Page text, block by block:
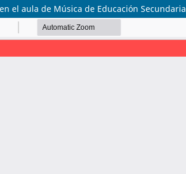
el aula de Música de Educación Secundaria